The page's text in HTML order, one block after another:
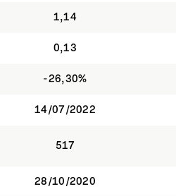
1,14
0,13
-26,30%
14/07/2022
517
28/10/2020